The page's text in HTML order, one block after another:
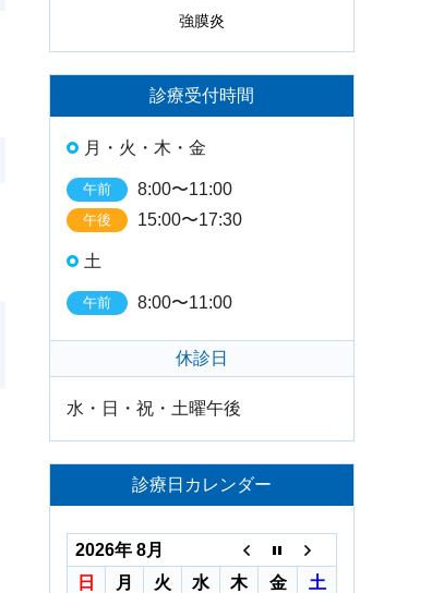
強膜炎
診療受付時間
月・火・木・金
午前 8:00〜11:00
午後 15:00〜17:30
土
午前 8:00〜11:00
休診日
水・日・祝・土曜午後
診療日カレンダー
2026年 8月
日
月 火 水 木 金
土